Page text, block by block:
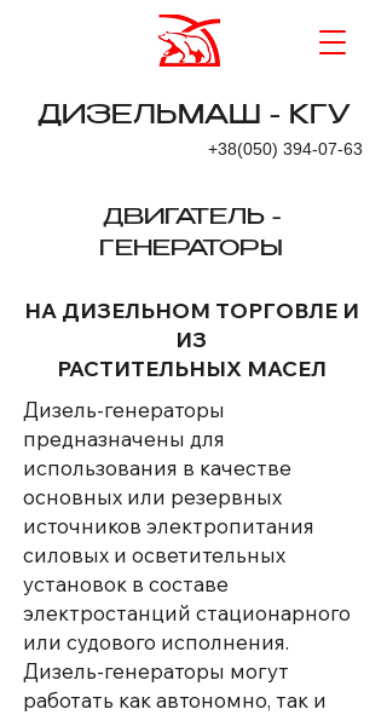
+38(050) 394-07-63
ДИЗЕЛЬМАШ - КГУ
ДВИГАТЕЛЬ -
ГЕНЕРАТОРЫ
НА ДИЗЕЛЬНОМ ТОРГОВЛЕ И
ИЗ
РАСТИТЕЛЬНЫХ МАСЕЛ
Дизель-генераторы
предназначены для
использования в качестве
основных или резервных
источников электропитания
силовых и осветительных
установок в составе
электростанций стационарного
или судового исполнения.
Дизель-генераторы могут
работать как автономно, так и